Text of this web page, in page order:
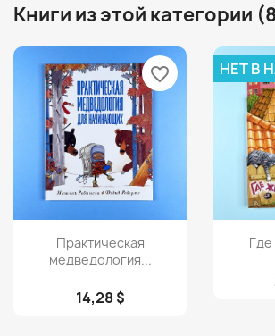
Книги из этой категории
Просмотр
Практическая
медведология...
14,28 $
favorite_border

Где
НЕТ В